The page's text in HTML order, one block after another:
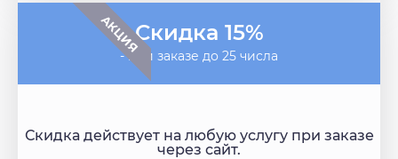
АКЦИЯСкидка 15%
- при заказе до 25 числа
Скидка действует на любую услугу при заказе
через сайт.